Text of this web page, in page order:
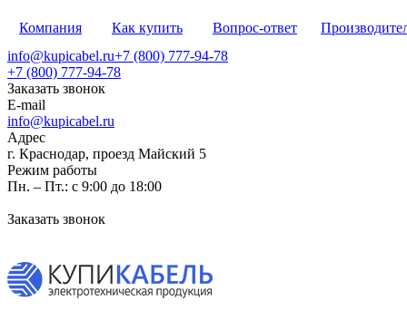
Компания Как купить Вопрос-ответ
info@kupicabel.ru+7 (800) 777-94-78
+7 (800) 777-94-78
Заказать звонок
E-mail
info@kupicabel.ru
Адрес
г. Краснодар, проезд Майский 5
Режим работы
Пн. – Пт.: с 9:00 до 18:00
Заказать звонок